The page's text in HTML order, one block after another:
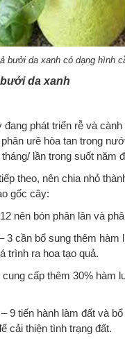
bưởi da xanh có dạng hình
da xanh
đang phát triển rễ và
urê hòa tan trong
lần trong suốt năm
theo, nên chia nhỏ
gốc cây:
nên bón phân lân và
3 cần bổ sung thêm hàm
trình ra hoa tạo quả.
cấp thêm 30% hàm
9 tiến hành làm đất và
cải thiện tình trạng đất.